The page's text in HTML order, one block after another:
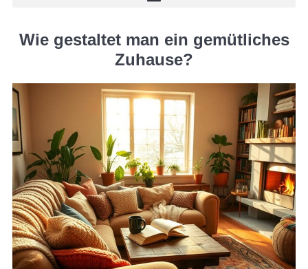
Wie gestaltet man ein gemütliches
Zuhause?